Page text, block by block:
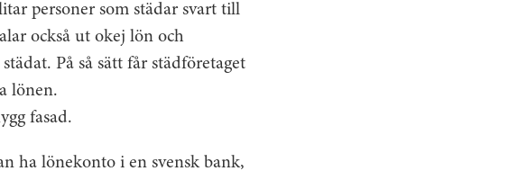
personer som städar svart till
också ut okej lön och
På så sätt får städföretaget
lönen.
fasad.
ha lönekonto i en svensk bank,